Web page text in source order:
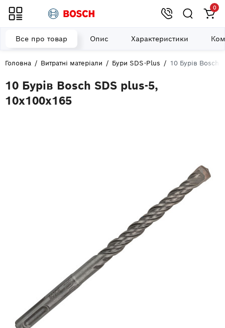
0
Головна Витратні матеріали Бури SDS-Plus 10 Бурів Bosch
10 Бурів Bosch SDS plus-5,
10x100x165
Все про товар Опис Характеристики